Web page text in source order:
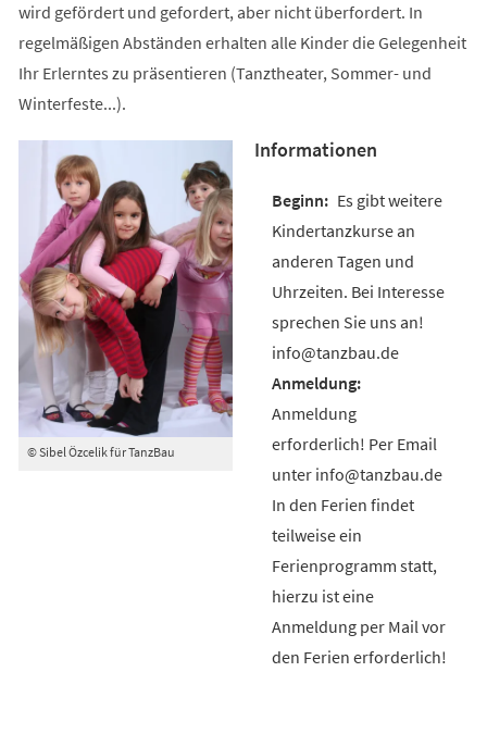
wird gefördert und gefordert, aber nicht überfordert. In
regelmäßigen Abständen erhalten alle Kinder die Gelegenheit
Ihr Erlerntes zu präsentieren (Tanztheater, Sommer- und
Winterfeste...).
© Sibel Özcelik für TanzBau
Informationen
Es gibt weitere
Kindertanzkurse an
anderen Tagen und
Uhrzeiten. Bei Interesse
sprechen Sie uns an!
info@tanzbau.de
Anmeldung
erforderlich! Per Email
unter info@tanzbau.de
In den Ferien findet
teilweise ein
Ferienprogramm statt,
hierzu ist eine
Anmeldung per Mail vor
den Ferien erforderlich!